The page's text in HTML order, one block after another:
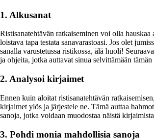
1. Alkusanat
Ristisanatehtävän ratkaiseminen voi olla hauskaa
loistava tapa testata sanavarastoasi. Jos olet
sanalla varustetussa ristikossa, älä huoli!
ja ohjeita, jotka auttavat sinua selvittämään tämän
2. Analysoi kirjaimet
Ennen kuin aloitat ristisanatehtävän
kirjaimet ylös ja järjestele ne. Tämä auttaa
sanoja, jotka voidaan muodostaa näistä
3. Pohdi monia mahdollisia sanoja